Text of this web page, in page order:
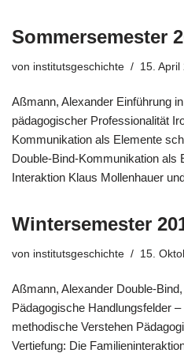
Sommersemester
von institutsgeschichte 15. April
Aßmann, Alexander Einführung
pädagogischer Professionalität
Kommunikation als Elemente
Double-Bind-Kommunikation als
Interaktion Klaus Mollenhauer
Wintersemester
von institutsgeschichte 15.
Aßmann, Alexander Double-
Pädagogische Handlungsfelder
methodische Verstehen
Vertiefung: Die